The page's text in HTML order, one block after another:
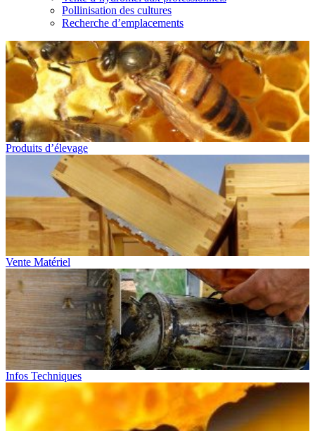
Pollinisation des cultures
Recherche d’emplacements
Produits d’élevage
Vente Matériel
Infos Techniques